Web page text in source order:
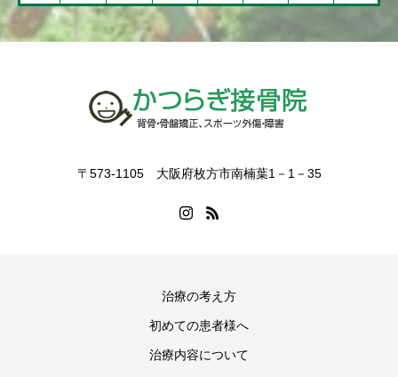
〒573-1105 大阪府枚方市南楠葉1－1－35
治療の考え方
初めての患者様へ
治療内容について